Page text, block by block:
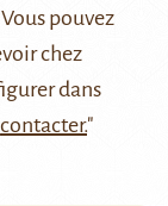
pouvez
chez
dans
contacter."